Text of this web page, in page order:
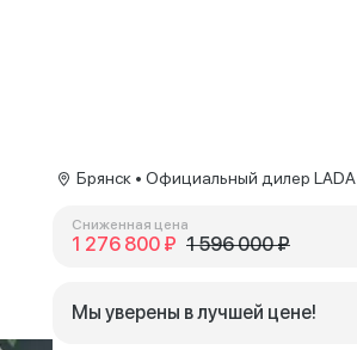
Брянск • Официальный дилер LADA
Сниженная цена
1 276 800 ₽ 1 596 000 ₽
Мы уверены в лучшей цене!